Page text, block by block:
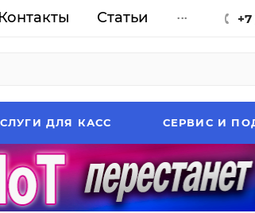
Контакты Статьи ...
ДЛЯ КАСС СЕРВИС И